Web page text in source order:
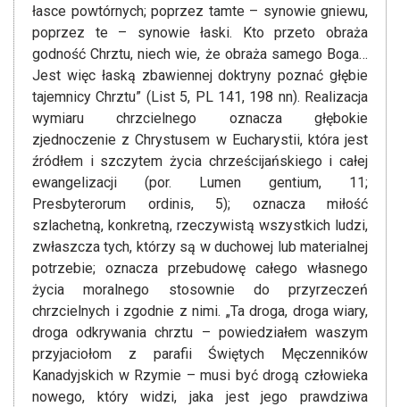
łasce powtórnych; poprzez tamte – synowie gniewu,
poprzez te – synowie łaski. Kto przeto obraża
godność Chrztu, niech wie, że obraża samego Boga…
Jest więc łaską zbawiennej doktryny poznać głębie
tajemnicy Chrztu” (List 5, PL 141, 198 nn). Realizacja
wymiaru chrzcielnego oznacza głębokie
zjednoczenie z Chrystusem w Eucharystii, która jest
źródłem i szczytem życia chrześcijańskiego i całej
ewangelizacji (por. Lumen gentium, 11;
Presbyterorum ordinis, 5); oznacza miłość
szlachetną, konkretną, rzeczywistą wszystkich ludzi,
zwłaszcza tych, którzy są w duchowej lub materialnej
potrzebie; oznacza przebudowę całego własnego
życia moralnego stosownie do przyrzeczeń
chrzcielnych i zgodnie z nimi. „Ta droga, droga wiary,
droga odkrywania chrztu – powiedziałem waszym
przyjaciołom z parafii Świętych Męczenników
Kanadyjskich w Rzymie – musi być drogą człowieka
nowego, który widzi, jaka jest jego prawdziwa